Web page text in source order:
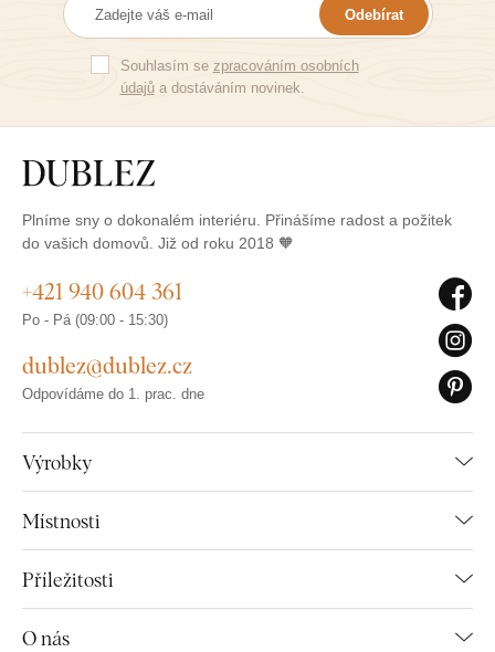
Odebírat
Souhlasím se zpracováním osobních
údajůa dostáváním novinek.
Plníme sny o dokonalém interiéru. Přinášíme radost a požitek
do vašich domovů. Již od roku 2018 🧡
Výrobky
Místnosti
Příležitosti
O nás
+421 940 604 361
Po - Pá (09:00 - 15:30)
dublez@dublez.cz
Odpovídáme do 1. prac. dne